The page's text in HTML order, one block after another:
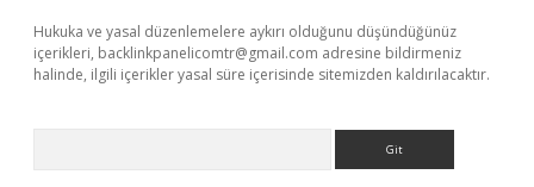
Hukuka ve yasal düzenlemelere aykırı olduğunu düşündüğünüz
içerikleri, backlinkpanelicomtr@gmail.com adresine bildirmeniz
halinde, ilgili içerikler yasal süre içerisinde sitemizden kaldırılacaktır.